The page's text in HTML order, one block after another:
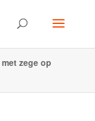
zege op